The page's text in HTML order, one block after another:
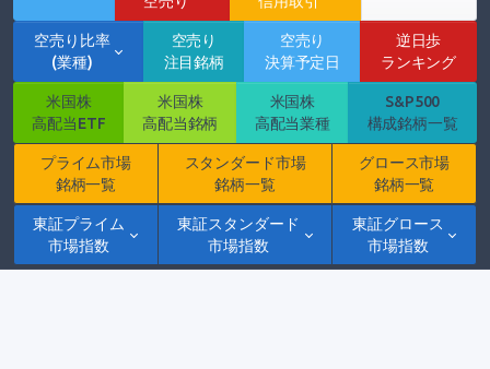
空売り比率
(業種)
空売り
注目銘柄
空売り
決算予定日
逆日歩
ランキング
米国株
高配当ETF
米国株
高配当銘柄
米国株
高配当業種
S&P500
構成銘柄一覧
プライム市場
銘柄一覧
スタンダード市場
銘柄一覧
グロース市場
銘柄一覧
東証プライム
市場指数
東証スタンダード
市場指数
東証グロース
市場指数